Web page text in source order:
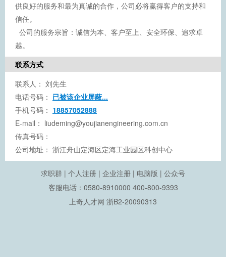
供良好的服务和最为真诚的合作，公司必将赢得客户的支持和
信任。
公司的服务宗旨：诚信为本、客户至上、安全环保、追求卓
越。
联系方式
联系人： 刘先生
电话号码： 已被该企业屏蔽...
手机号码： 18857052888
E-mail： liudeming@youjianengineering.com.cn
传真号码：
公司地址： 浙江舟山定海区定海工业园区科创中心
求职群 | 个人注册 | 企业注册 | 电脑版 | 公众号
客服电话：0580-8910000 400-800-9393
上奇人才网 浙B2-20090313